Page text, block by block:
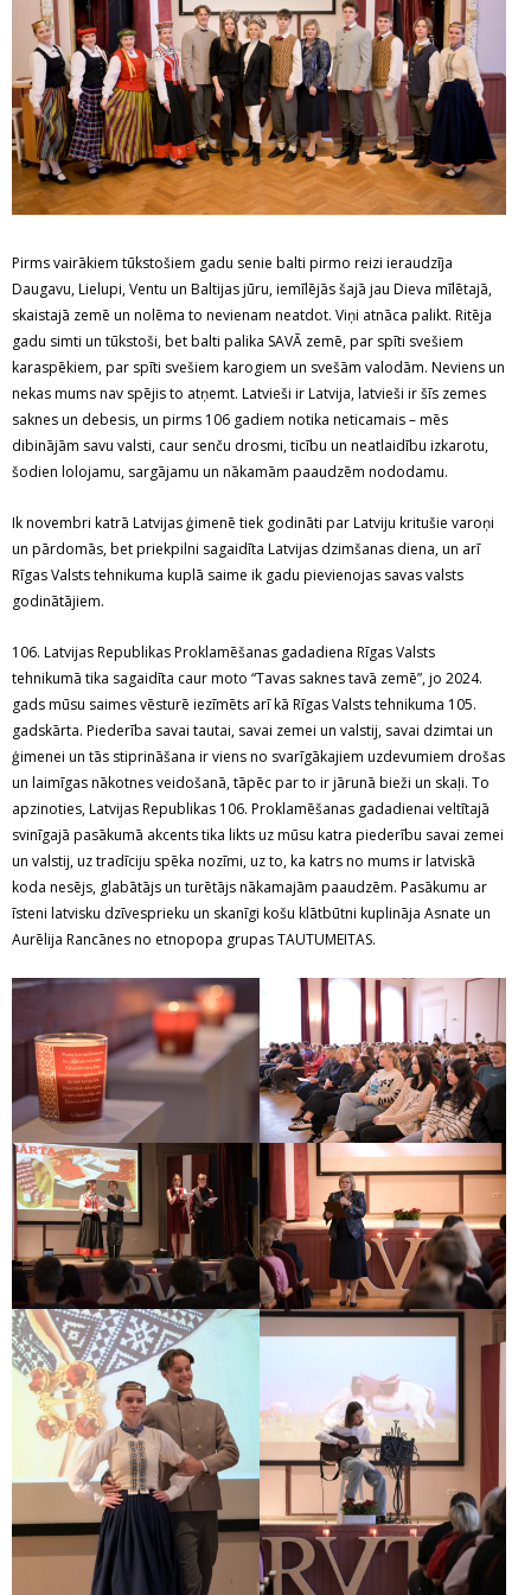
Pirms vairākiem tūkstošiem gadu senie balti pirmo reizi ieraudzīja
Daugavu, Lielupi, Ventu un Baltijas jūru, iemīlējās šajā jau Dieva mīlētajā,
skaistajā zemē un nolēma to nevienam neatdot. Viņi atnāca palikt. Ritēja
gadu simti un tūkstoši, bet balti palika SAVĀ zemē, par spīti svešiem
karaspēkiem, par spīti svešiem karogiem un svešām valodām. Neviens un
nekas mums nav spējis to atņemt. Latvieši ir Latvija, latvieši ir šīs zemes
saknes un debesis, un pirms 106 gadiem notika neticamais – mēs
dibinājām savu valsti, caur senču drosmi, ticību un neatlaidību izkarotu,
šodien lolojamu, sargājamu un nākamām paaudzēm nododamu.
Ik novembri katrā Latvijas ģimenē tiek godināti par Latviju kritušie varoņi
un pārdomās, bet priekpilni sagaidīta Latvijas dzimšanas diena, un arī
Rīgas Valsts tehnikuma kuplā saime ik gadu pievienojas savas valsts
godinātājiem.
106. Latvijas Republikas Proklamēšanas gadadiena Rīgas Valsts
tehnikumā tika sagaidīta caur moto “Tavas saknes tavā zemē”, jo 2024.
gads mūsu saimes vēsturē iezīmēts arī kā Rīgas Valsts tehnikuma 105.
gadskārta. Piederība savai tautai, savai zemei un valstij, savai dzimtai un
ģimenei un tās stiprināšana ir viens no svarīgākajiem uzdevumiem drošas
un laimīgas nākotnes veidošanā, tāpēc par to ir jārunā bieži un skaļi. To
apzinoties, Latvijas Republikas 106. Proklamēšanas gadadienai veltītajā
svinīgajā pasākumā akcents tika likts uz mūsu katra piederību savai zemei
un valstij, uz tradīciju spēka nozīmi, uz to, ka katrs no mums ir latviskā
koda nesējs, glabātājs un turētājs nākamajām paaudzēm. Pasākumu ar
īsteni latvisku dzīvesprieku un skanīgi košu klātbūtni kuplināja Asnate un
Aurēlija Rancānes no etnopopa grupas TAUTUMEITAS.